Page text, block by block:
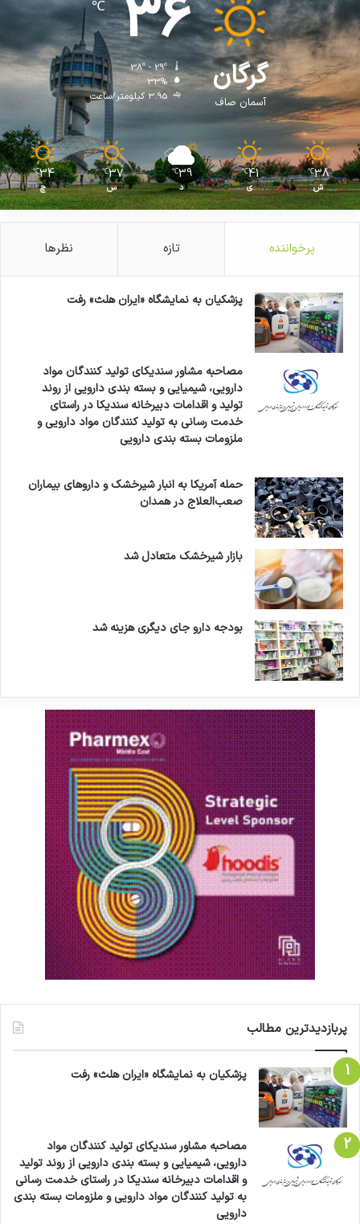
گرگان
آسمان صاف
36
℃
38º - 29º
33%
3.95 کیلومتر/ساعت
38
℃
ش
41
℃
ی
39
℃
د
37
℃
س
34
℃
چ
پرخواننده تازه نظرها
پزشکیان به نمایشگاه «ایران هلث» رفت
مصاحبه مشاور سندیکای تولید کنندگان مواد
دارویی، شیمیایی و بسته بندی دارویی از روند
تولید و اقدامات دبیرخانه سندیکا در راستای
خدمت رسانی به تولید کنندگان مواد دارویی و
ملزومات بسته بندی دارویی
حمله آمریکا به انبار شیرخشک و داروهای بیماران
صعب‌العلاج در همدان
بازار شیرخشک متعادل شد
بودجه دارو جای دیگری هزینه شد
پربازدیدترین مطالب
پزشکیان به نمایشگاه «ایران هلث» رفت
مصاحبه مشاور سندیکای تولید کنندگان مواد
دارویی، شیمیایی و بسته بندی دارویی از روند تولید
و اقدامات دبیرخانه سندیکا در راستای خدمت رسانی
به تولید کنندگان مواد دارویی و ملزومات بسته بندی
دارویی